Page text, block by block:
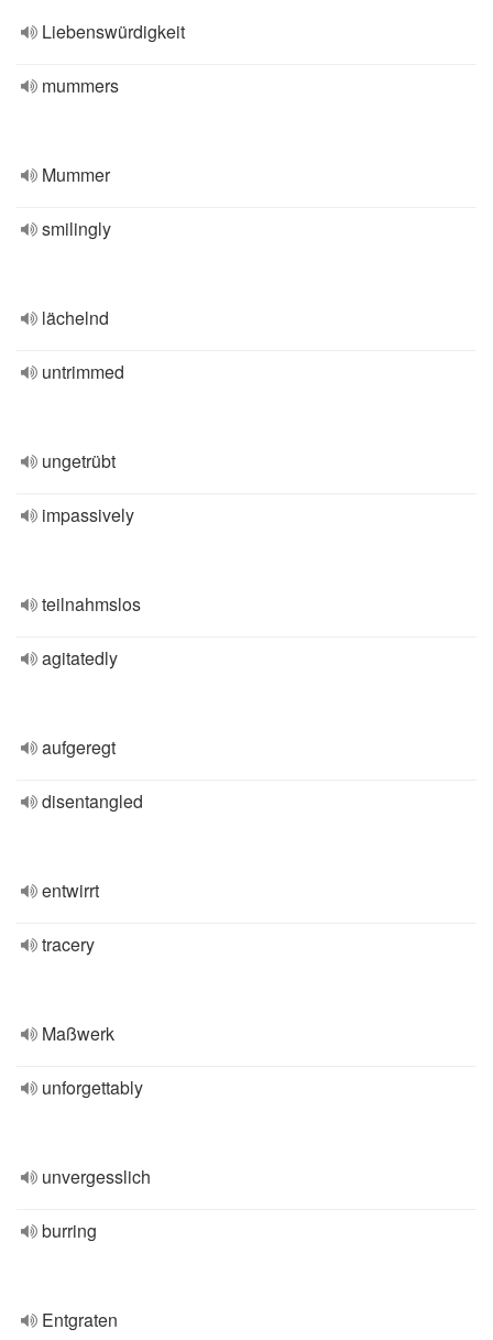
Liebenswürdigkeit
mummers
Mummer
smilingly
lächelnd
untrimmed
ungetrübt
impassively
teilnahmslos
agitatedly
aufgeregt
disentangled
entwirrt
tracery
Maßwerk
unforgettably
unvergesslich
burring
Entgraten